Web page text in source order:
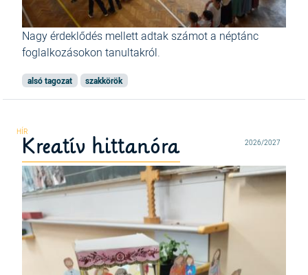
Nagy érdeklődés mellett adtak számot a néptánc
foglalkozásokon tanultakról.
alsó tagozat szakkörök
2026/2027
Kreatív hittanóra